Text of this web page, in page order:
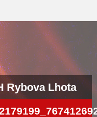
Rybova Lhota